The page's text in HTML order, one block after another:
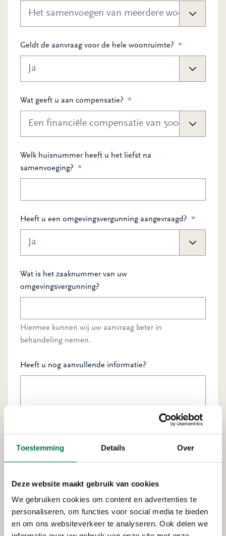
Toestemming Details Over
Deze website maakt gebruik van cookies
We gebruiken cookies om content en advertenties te
personaliseren, om functies voor social media te bieden
en om ons websiteverkeer te analyseren. Ook delen we
Geldt de aanvraag voor de hele woonruimte? *
Wat geeft u aan compensatie? *
Welk huisnummer heeft u het liefst na
samenvoeging? *
Heeft u een omgevingsvergunning aangevraagd? *
Wat is het zaaknummer van uw
omgevingsvergunning?
Hiermee kunnen wij uw aanvraag beter in
behandeling nemen.
Heeft u nog aanvullende informatie?